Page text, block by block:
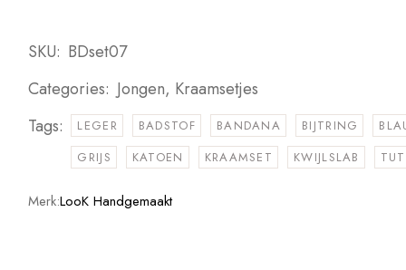
SKU: BDset07
Categories: Jongen, Kraamsetjes
Tags:
LEGER BADSTOF BANDANA BIJTRING
GRIJS
KATOEN KRAAMSET KWIJLSLAB
Merk:LooK Handgemaakt